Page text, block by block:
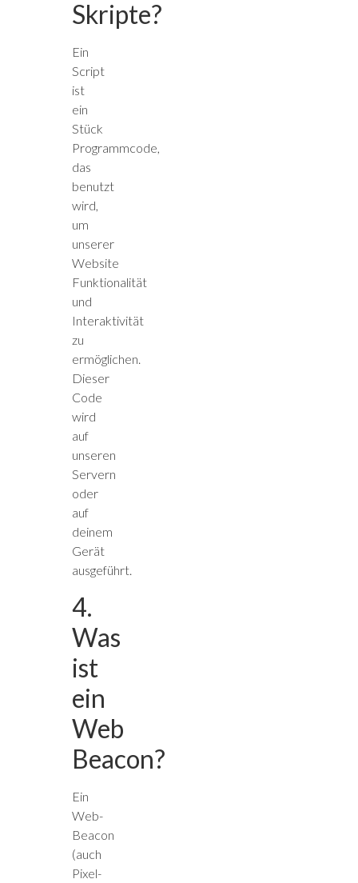
Skripte?
Ein
Script
ist
ein
Stück
Programmcode,
das
benutzt
wird,
um
unserer
Website
Funktionalität
und
Interaktivität
zu
ermöglichen.
Dieser
Code
wird
auf
unseren
Servern
oder
auf
deinem
Gerät
ausgeführt.
4.
Was
ist
ein
Web
Beacon?
Ein
Web-
Beacon
(auch
Pixel-